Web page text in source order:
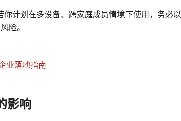
计划在多设备、跨家庭成员情境下使用，务必以
险。
业落地指南
影响